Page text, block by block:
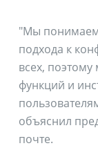
"Мы
подхода к
всех,
функций и
объяснил
почте.